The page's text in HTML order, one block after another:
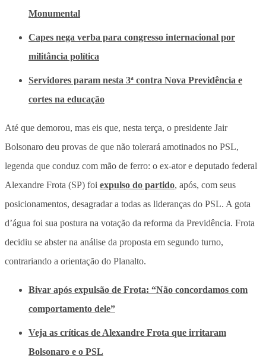
Monumental
Capes nega verba para congresso internacional por
militância política
Servidores param nesta 3ª contra Nova Previdência e
cortes na educação
Até que demorou, mas eis que, nesta terça, o presidente Jair
Bolsonaro deu provas de que não tolerará amotinados no PSL,
legenda que conduz com mão de ferro: o ex-ator e deputado federal
Alexandre Frota (SP) foi expulso do partido, após, com seus
posicionamentos, desagradar a todas as lideranças do PSL. A gota
d’água foi sua postura na votação da reforma da Previdência. Frota
decidiu se abster na análise da proposta em segundo turno,
contrariando a orientação do Planalto.
Bivar após expulsão de Frota: “Não concordamos com
comportamento dele”
Veja as críticas de Alexandre Frota que irritaram
Bolsonaro e o PSL